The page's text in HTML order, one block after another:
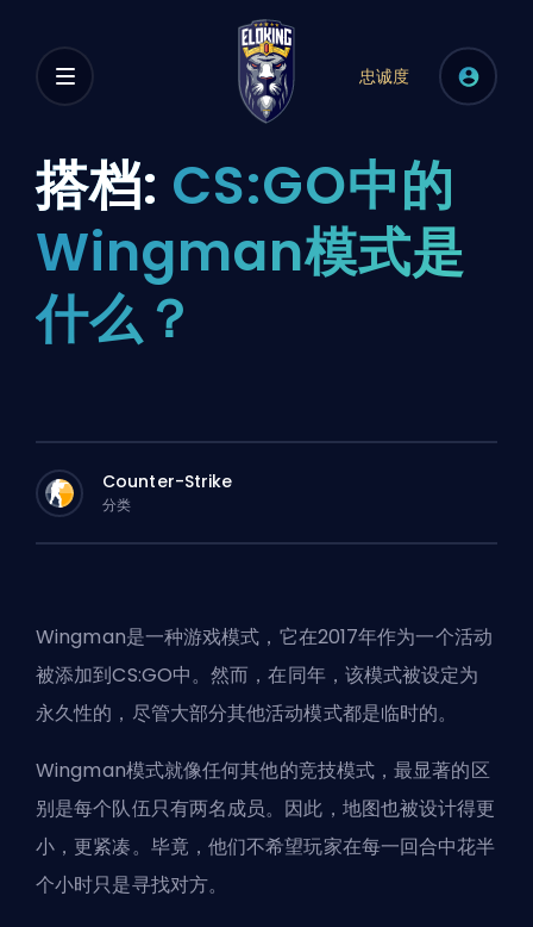
忠诚度
搭档: CS:GO中的
Wingman模式是
什么？
Counter-Strike
分类
Wingman是一种游戏模式，它在2017年作为一个活动
被添加到CS:GO中。然而，在同年，该模式被设定为
永久性的，尽管大部分其他活动模式都是临时的。
Wingman模式就像任何其他的竞技模式 ，最显著的区
别是每个队伍只有两名成员。因此，地图也被设计得更
小，更紧凑。毕竟，他们不希望玩家在每一回合中花半
个小时只是寻找对方。